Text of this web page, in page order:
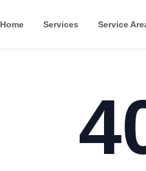
Home Services Service